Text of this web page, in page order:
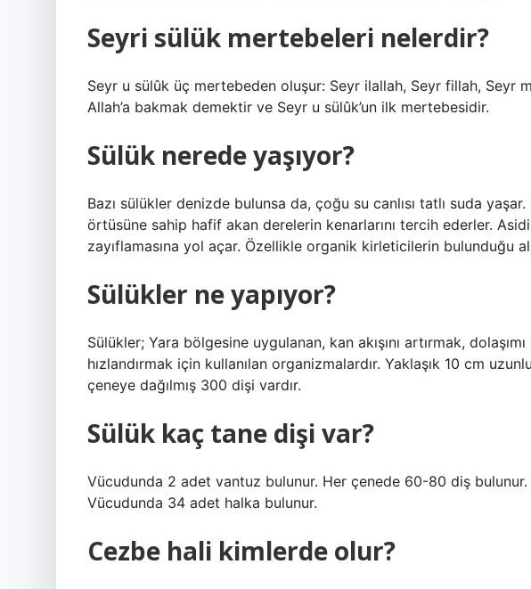
Seyri sülük mertebeleri nelerdir?
Seyr u sülûk üç mertebeden oluşur: Seyr ilallah, Seyr fillah, Seyr
Allah’a bakmak demektir ve Seyr u sülûk’un ilk mertebesidir.
Sülük nerede yaşıyor?
Bazı sülükler denizde bulunsa da, çoğu su canlısı tatlı suda
örtüsüne sahip hafif akan derelerin kenarlarını tercih ederler.
zayıflamasına yol açar. Özellikle organik kirleticilerin bulunduğu
Sülükler ne yapıyor?
Sülükler; Yara bölgesine uygulanan, kan akışını artırmak,
hızlandırmak için kullanılan organizmalardır. Yaklaşık 10 cm
çeneye dağılmış 300 dişi vardır.
Sülük kaç tane dişi var?
Vücudunda 2 adet vantuz bulunur. Her çenede 60-80 diş bulunur.
Vücudunda 34 adet halka bulunur.
Cezbe hali kimlerde olur?